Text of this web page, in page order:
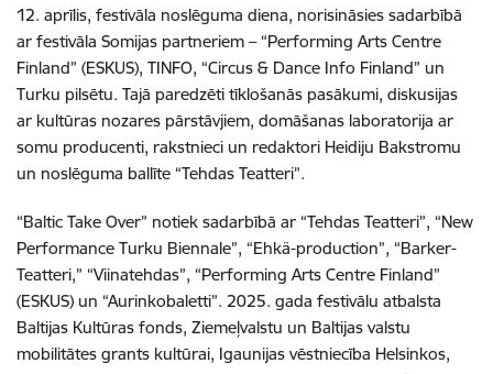
12. aprīlis, festivāla noslēguma diena, norisināsies sadarbībā
ar festivāla Somijas partneriem – “Performing Arts Centre
Finland” (ESKUS), TINFO, “Circus & Dance Info Finland” un
Turku pilsētu. Tajā paredzēti tīklošanās pasākumi, diskusijas
ar kultūras nozares pārstāvjiem, domāšanas laboratorija ar
somu producenti, rakstnieci un redaktori Heidiju Bakstromu
un noslēguma ballīte “Tehdas Teatteri”.
“Baltic Take Over” notiek sadarbībā ar “Tehdas Teatteri”, “New
Performance Turku Biennale”, “Ehkä-production”, “Barker-
Teatteri,” “Viinatehdas”, “Performing Arts Centre Finland”
(ESKUS) un “Aurinkobaletti”. 2025. gada festivālu atbalsta
Baltijas Kultūras fonds, Ziemeļvalstu un Baltijas valstu
mobilitātes grants kultūrai, Igaunijas vēstniecība Helsinkos,